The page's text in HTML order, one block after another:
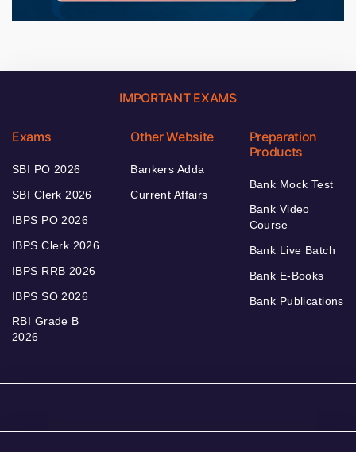
IMPORTANT EXAMS
Exams
SBI PO 2026
SBI Clerk 2026
IBPS PO 2026
IBPS Clerk 2026
IBPS RRB 2026
IBPS SO 2026
RBI Grade B
2026
Other Website
Bankers Adda
Current Affairs
Preparation
Products
Bank Mock Test
Bank Video
Course
Bank Live Batch
Bank E-Books
Bank Publications